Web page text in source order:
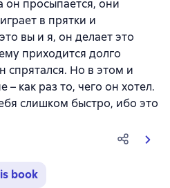
просыпается, они
в прятки и
вы и я, он делает это
приходится долго
спрятался. Но в этом и
– как раз то, чего он хотел.
слишком быстро, ибо это
book